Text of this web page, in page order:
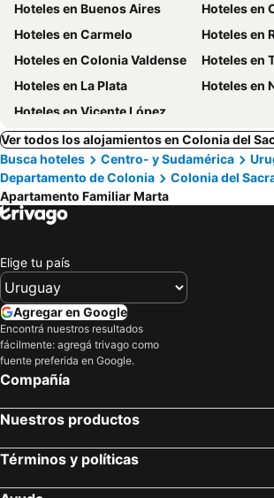
Hoteles en Buenos Aires
Hoteles en
Hoteles en Carmelo
Hoteles en
Hoteles en Colonia Valdense
Hoteles en
Hoteles en La Plata
Hoteles en
Hoteles en Vicente López
Ver todos los alojamientos en Colonia del
Busca hoteles
Centro- y Sudamérica
Departamento de Colonia
Colonia del
Apartamento Familiar Marta
Elige tu país
Agregar en Google
Encontrá nuestros resultados
fácilmente: agregá trivago como
fuente preferida en Google.
Compañía
Nuestros productos
Términos y políticas